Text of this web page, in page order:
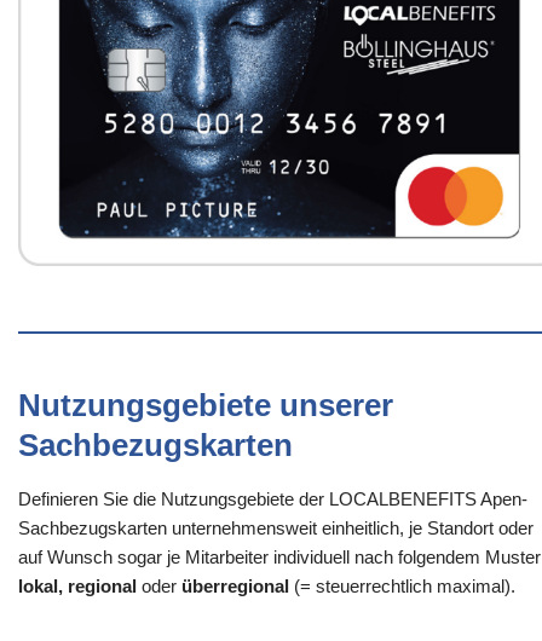
Nutzungsgebiete unserer
Sachbezugskarten
Definieren Sie die Nutzungsgebiete der LOCALBENEFITS Apen-
Sachbezugskarten unternehmensweit einheitlich, je Standort oder
auf Wunsch sogar je Mitarbeiter individuell nach folgendem
lokal, regional oder überregional (= steuerrechtlich maximal).